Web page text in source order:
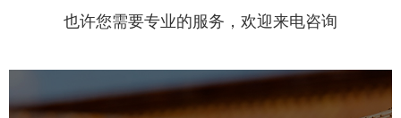
也许您需要专业的服务，欢迎来电咨询